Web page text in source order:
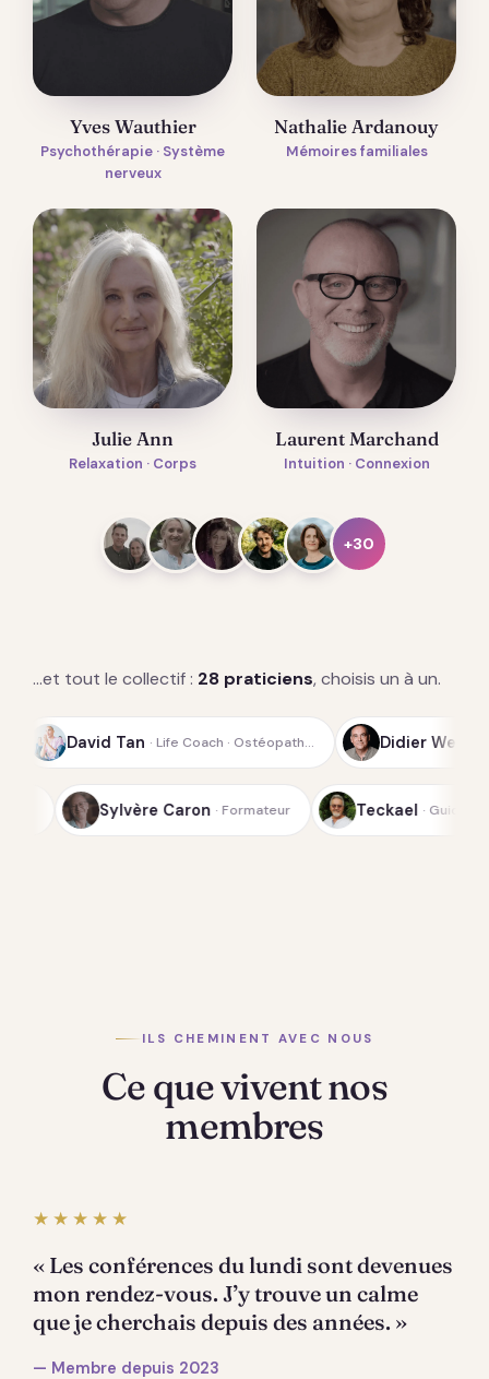
Yves Wauthier
Psychothérapie · Système
nerveux
Nathalie Ardanouy
Mémoires familiales
Julie Ann
Relaxation · Corps
Laurent Marchand
Intuition · Connexion
+30
…et tout le collectif : 28 praticiens, choisis un à un.
· Life Coach · Ostéopath… Didier Weiss · Guide spirituel de
du Laboratoi… Sylvère Caron · Formateur
ILS CHEMINENT AVEC NOUS
Ce que vivent nos
membres
★★★★★
« Les conférences du lundi sont devenues
mon rendez-vous. J’y trouve un calme
que je cherchais depuis des années. »
— Membre depuis 2023